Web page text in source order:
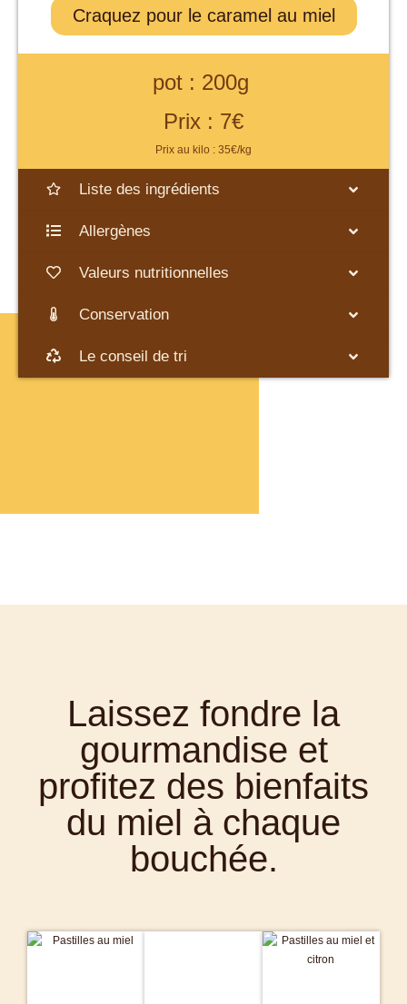
Craquez pour le caramel au miel
pot : 200g
Prix : 7€
Prix au kilo : 35€/kg
Liste des ingrédients
Allergènes
Valeurs nutritionnelles
Conservation
Le conseil de tri
Laissez fondre la
gourmandise et
profitez des bienfaits
du miel à chaque
bouchée.